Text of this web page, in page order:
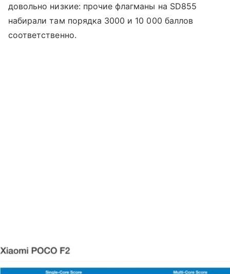
довольно низкие: прочие флагманы на SD855
набирали там порядка 3000 и 10 000 баллов
соответственно.